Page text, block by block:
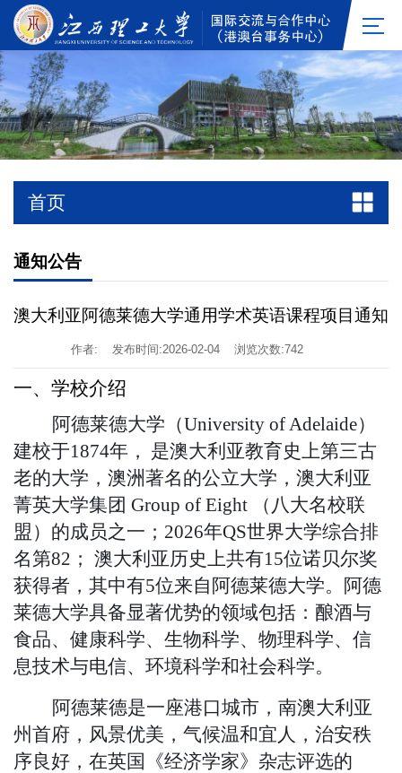
首页
通知公告
澳大利亚阿德莱德大学通用学术英语课程项目通知
作者: 发布时间:2026-02-04 浏览次数:742
一、学校介绍
阿德莱德大学（University of Adelaide）
建校于1874年， 是澳大利亚教育史上第三古
老的大学 ， 澳洲著名的公立大学，澳大利亚
菁英大学集团 Group of Eight （八大名校联
盟）的成员之一 ； 2026年QS世界大学综合排
名第82； 澳大利亚历史上共有15位诺贝尔奖
获得者，其中有5位来自阿德莱德大学。阿德
莱德大学具备显著优势的领域包括：酿酒与
食品、健康科学、 生物科学、物理科学、信
息技术与电信、环境科学和社会科学。
阿德莱德是一座港口城市，南澳大利亚
州首府，风景优美，气候温和宜人，治安秩
序良好，在英国《经济学家》杂志评选的